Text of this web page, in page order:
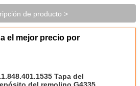
de producto >
el mejor precio por
Tapa del